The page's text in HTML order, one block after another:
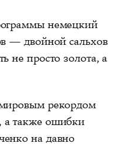
немецкий
— двойной сальхов
не просто золота, а
рекордом
а также ошибки
на давно